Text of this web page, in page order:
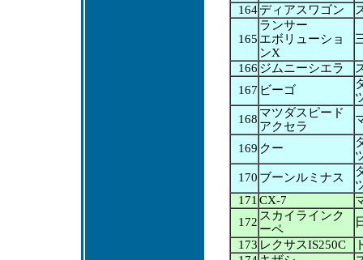
164 ディアスワゴン
165
ランサー
エボリューショ
ンX
166 ジムニーシエラ
167 ビーゴ
168 マツダスピード
アクセラ
169 クー
170 ブーンルミナス
171 CX-7
172 スカイラインク
ーペ
173 レクサスIS250C